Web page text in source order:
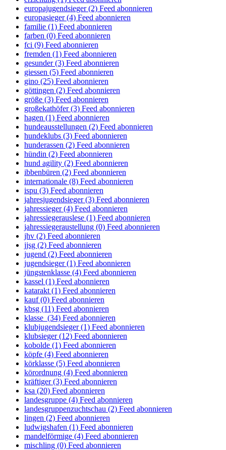
europajugendsieger (2) Feed abonnieren
europasieger (4) Feed abonnieren
familie (1) Feed abonnieren
farben (0) Feed abonnieren
fci (9) Feed abonnieren
fremden (1) Feed abonnieren
gesunder (3) Feed abonnieren
giessen (5) Feed abonnieren
gino (25) Feed abonnieren
göttingen (2) Feed abonnieren
größe (3) Feed abonnieren
großekathöfer (3) Feed abonnieren
hagen (1) Feed abonnieren
hundeausstellungen (2) Feed abonnieren
hundeklubs (3) Feed abonnieren
hunderassen (2) Feed abonnieren
hündin (2) Feed abonnieren
hund agility (2) Feed abonnieren
ibbenbüren (2) Feed abonnieren
internationale (8) Feed abonnieren
ispu (3) Feed abonnieren
jahresjugendsieger (3) Feed abonnieren
jahressieger (4) Feed abonnieren
jahressiegerauslese (1) Feed abonnieren
jahressiegeraustellung (0) Feed abonnieren
jhv (2) Feed abonnieren
jjsg (2) Feed abonnieren
jugend (2) Feed abonnieren
jugendsieger (1) Feed abonnieren
jüngstenklasse (4) Feed abonnieren
kassel (1) Feed abonnieren
katarakt (1) Feed abonnieren
kauf (0) Feed abonnieren
kbsg (11) Feed abonnieren
klasse (34) Feed abonnieren
klubjugendsieger (1) Feed abonnieren
klubsieger (12) Feed abonnieren
kobolde (1) Feed abonnieren
köpfe (4) Feed abonnieren
körklasse (5) Feed abonnieren
körordnung (4) Feed abonnieren
kräftiger (3) Feed abonnieren
ksa (20) Feed abonnieren
landesgruppe (4) Feed abonnieren
landesgruppenzuchtschau (2) Feed abonnieren
lingen (2) Feed abonnieren
ludwigshafen (1) Feed abonnieren
mandelförmige (4) Feed abonnieren
mischling (0) Feed abonnieren